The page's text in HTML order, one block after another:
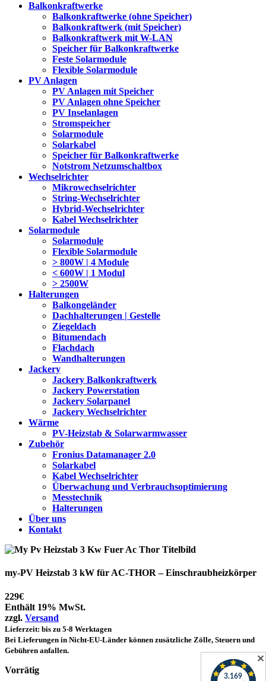
Balkonkraftwerke
Balkonkraftwerke (ohne Speicher)
Balkonkraftwerk (mit Speicher)
Balkonkraftwerk mit W-LAN
Speicher für Balkonkraftwerke
Feste Solarmodule
Flexible Solarmodule
PV Anlagen
PV Anlagen mit Speicher
PV Anlagen ohne Speicher
PV Inselanlagen
Stromspeicher
Solarmodule
Solarkabel
Speicher für Balkonkraftwerke
Notstrom Netzumschaltbox
Wechselrichter
Mikrowechselrichter
String-Wechselrichter
Hybrid-Wechselrichter
Kabel Wechselrichter
Solarmodule
Solarmodule
Flexible Solarmodule
> 800W | 4 Module
< 600W | 1 Modul
> 2500W
Halterungen
Balkongeländer
Dachhalterungen | Gestelle
Ziegeldach
Bitumendach
Flachdach
Wandhalterungen
Jackery
Jackery Balkonkraftwerk
Jackery Powerstation
Jackery Solarpanel
Jackery Wechselrichter
Wärme
PV-Heizstab & Solarwarmwasser
Zubehör
Fronius Datamanager 2.0
Solarkabel
Kabel Wechselrichter
Überwachung und Verbrauchsoptimierung
Messtechnik
Halterungen
Über uns
Kontakt
my-PV Heizstab 3 kW für AC-THOR – Einschraubheizkörper
229€
Enthält 19% MwSt.
zzgl. Versand
Lieferzeit: bis zu 5-8 Werktagen
Bei Lieferungen in Nicht-EU-Länder können zusätzliche Zölle, Steuern und
Gebühren anfallen.
Vorrätig
✕